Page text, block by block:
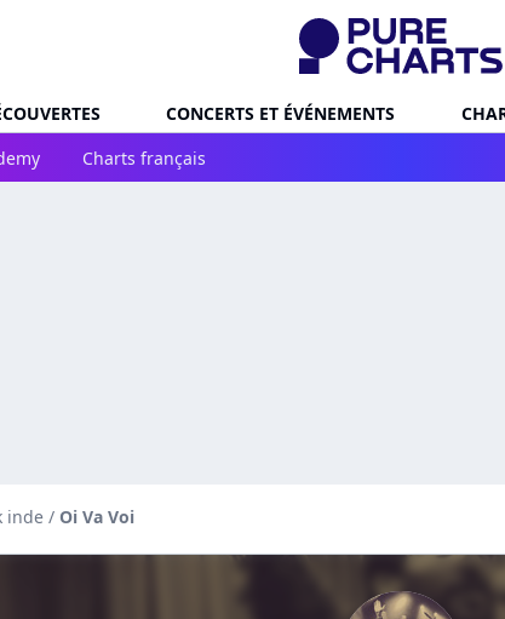
CONCERTS ET ÉVÉNEMENTS
Charts français
inde / Oi Va Voi